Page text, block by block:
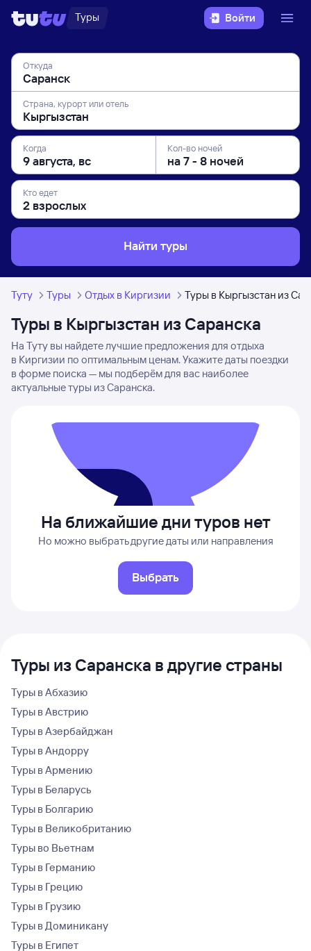
Туры Войти
Откуда
Страна, курорт или отель
Когда Кол-во ночей
Кто едет
Найти туры
Туту Туры Отдых в Киргизии Туры в Кыргызстан из
Туры в Кыргызстан из Саранска
На Туту вы найдете лучшие предложения для отдыха
в Киргизии по оптимальным ценам. Укажите даты поездки
в форме поиска — мы подберём для вас наиболее
актуальные туры из Саранска.
На ближайшие дни туров нет
Но можно выбрать другие даты или направления
Выбрать
Туры из Саранска в другие страны
Туры в Абхазию
Туры в Австрию
Туры в Азербайджан
Туры в Андорру
Туры в Армению
Туры в Беларусь
Туры в Болгарию
Туры в Великобританию
Туры во Вьетнам
Туры в Германию
Туры в Грецию
Туры в Грузию
Туры в Доминикану
Туры в Египет